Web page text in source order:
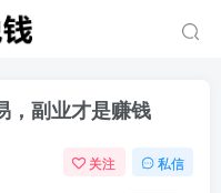
，副业才是赚钱
关注 私信